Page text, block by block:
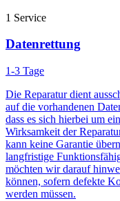
1 Service
Datenrettung
1-3 Tage
Die Reparatur dient
auf die vorhandenen
dass es sich hierbei um
Wirksamkeit der
kann keine Garantie
langfristige
möchten wir darauf
können, sofern defekte
werden müssen.